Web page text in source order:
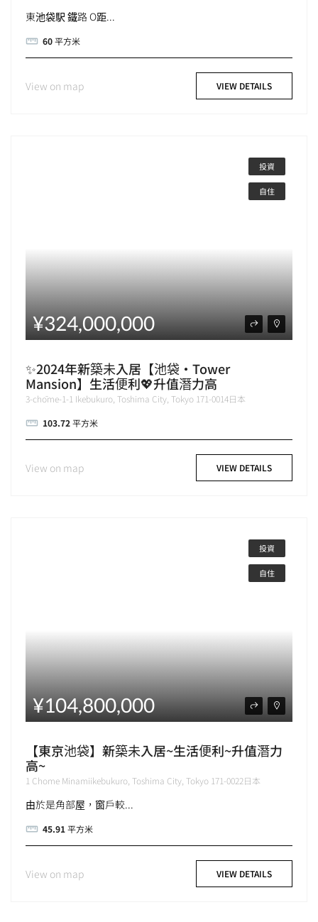
東池袋駅 鐵路 O距...
60平方米
View on map VIEW DETAILS
投資
自住
¥324,000,000
✨2024年新築未入居【池袋・Tower
Mansion】生活便利💖升值潛力高
3-chōme-1-1 Ikebukuro, Toshima City, Tokyo 171-0014日本
103.72平方米
View on map VIEW DETAILS
投資
自住
¥104,800,000
【東京池袋】新築未入居~生活便利~升值潛力
高~
1 Chome Minamiikebukuro, Toshima City, Tokyo 171-0022日本
由於是角部屋，窗戶較...
45.91平方米
View on map VIEW DETAILS